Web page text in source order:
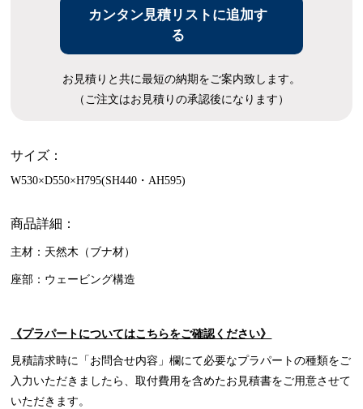
カンタン見積リストに追加す
る
お見積りと共に最短の納期をご案内致します。
（ご注文はお見積りの承認後になります）
サイズ：
W530×D550×H795(SH440・AH595)
商品詳細：
主材：天然木（ブナ材）
座部：ウェービング構造
《プラパートについてはこちらをご確認ください》
見積請求時に「お問合せ内容」欄にて必要なプラパートの種類をご
入力いただきましたら、取付費用を含めたお見積書をご用意させて
いただきます。